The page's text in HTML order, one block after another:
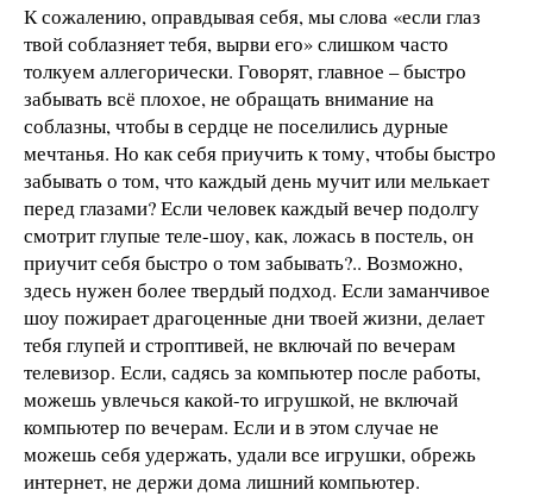
К сожалению, оправдывая себя, мы слова «если глаз
твой соблазняет тебя, вырви его» слишком часто
толкуем аллегорически. Говорят, главное – быстро
забывать всё плохое, не обращать внимание на
соблазны, чтобы в сердце не поселились дурные
мечтанья. Но как себя приучить к тому, чтобы быстро
забывать о том, что каждый день мучит или мелькает
перед глазами? Если человек каждый вечер подолгу
смотрит глупые теле-шоу, как, ложась в постель, он
приучит себя быстро о том забывать?.. Возможно,
здесь нужен более твердый подход. Если заманчивое
шоу пожирает драгоценные дни твоей жизни, делает
тебя глупей и строптивей, не включай по вечерам
телевизор. Если, садясь за компьютер после работы,
можешь увлечься какой-то игрушкой, не включай
компьютер по вечерам. Если и в этом случае не
можешь себя удержать, удали все игрушки, обрежь
интернет, не держи дома лишний компьютер.